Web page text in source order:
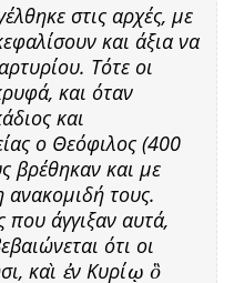
στις αρχές, με
και άξια να
Τότε οι
και όταν
και
ο Θεόφιλος (400
βρέθηκαν και με
ανακομιδή τους.
που άγγιξαν αυτά,
ότι οι
καὶ ἐν Κυρίῳ ὃ